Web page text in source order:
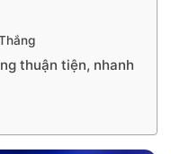
thuận tiện, nhanh